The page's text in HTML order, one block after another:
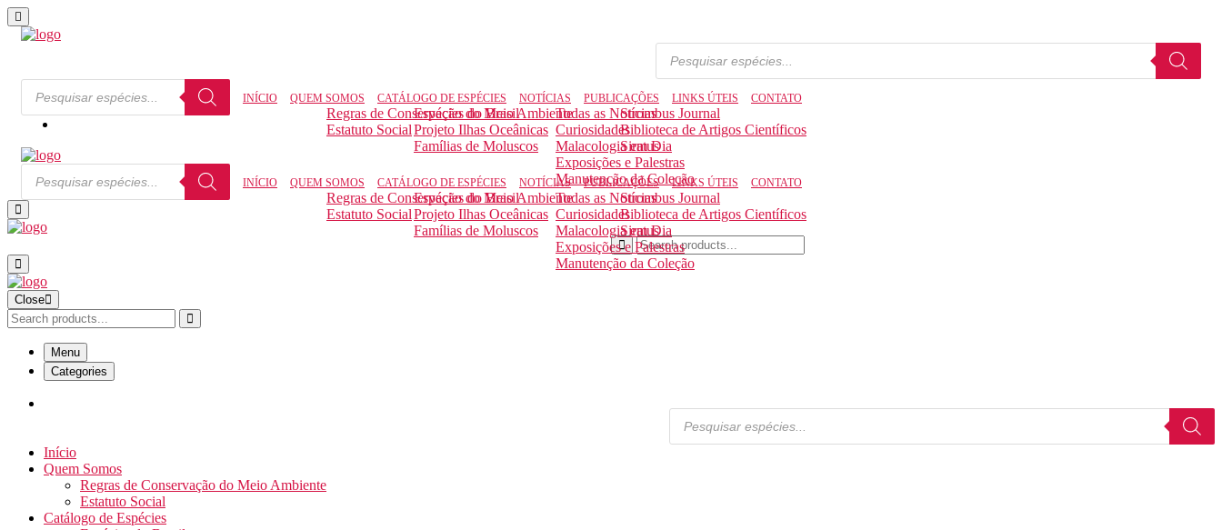
INÍCIO QUEM SOMOS
Regras de Conservação do Meio Ambiente
Estatuto Social
CATÁLOGO DE ESPÉCIES
Espécies do Brasil
Projeto Ilhas Oceânicas
Famílias de Moluscos
NOTÍCIAS
Todas as Notícias
Curiosidades
Malacologia em Dia
Exposições e Palestras
Manutenção da Coleção
PUBLICAÇÕES
Strombus Journal
Biblioteca de Artigos Científicos
Siratus
LINKS ÚTEIS CONTATO
INÍCIO QUEM SOMOS
Regras de Conservação do Meio Ambiente
Estatuto Social
CATÁLOGO DE ESPÉCIES
Espécies do Brasil
Projeto Ilhas Oceânicas
Famílias de Moluscos
NOTÍCIAS
Todas as Notícias
Curiosidades
Malacologia em Dia
Exposições e Palestras
Manutenção da Coleção
PUBLICAÇÕES
Strombus Journal
Biblioteca de Artigos Científicos
Siratus
LINKS ÚTEIS CONTATO
Close
Menu
Categories
Início
Quem Somos
Regras de Conservação do Meio Ambiente
Estatuto Social
Catálogo de Espécies